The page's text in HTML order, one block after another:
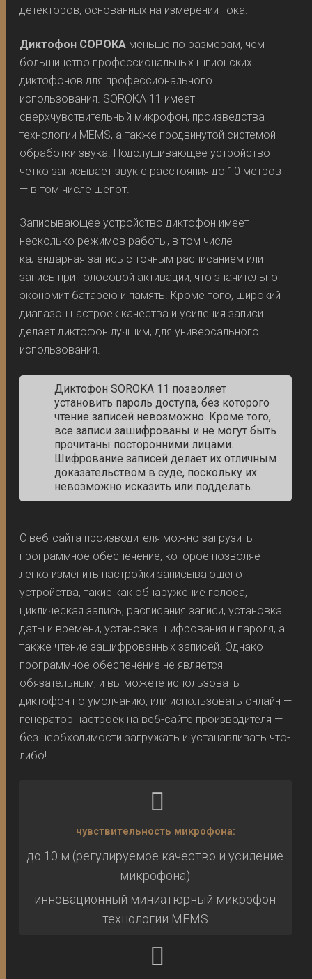
детекторов, основанных на измерении тока.
Диктофон СОРОКА меньше по размерам, чем
большинство профессиональных шпионских
диктофонов для профессионального
использования. SOROKA 11 имеет
сверхчувствительный микрофон, произведства
технологии MEMS, а также продвинутой системой
обработки звука. Подслушивающее устройство
четко записывает звук с расстояния до 10 метров
— в том числе шепот.
Записывающее устройство диктофон имеет
несколько режимов работы, в том числе
календарная запись с точным расписанием или
запись при голосовой активации, что значительно
экономит батарею и память. Кроме того, широкий
диапазон настроек качества и усиления записи
делает диктофон лучшим, для универсального
использования.
Диктофон SOROKA 11 позволяет
установить пароль доступа, без которого
чтение записей невозможно. Кроме того,
все записи зашифрованы и не могут быть
прочитаны посторонними лицами.
Шифрование записей делает их отличным
доказательством в суде, поскольку их
невозможно исказить или подделать.
С веб-сайта производителя можно загрузить
программное обеспечение, которое позволяет
легко изменить настройки записывающего
устройства, такие как обнаружение голоса,
циклическая запись, расписания записи, установка
даты и времени, установка шифрования и пароля, а
также чтение зашифрованных записей. Однако
программное обеспечение не является
обязательным, и вы можете использовать
диктофон по умолчанию, или использовать онлайн —
генератор настроек на веб-сайте производителя —
без необходимости загружать и устанавливать что-
либо!
чувствительность микрофона:
до 10 м (регулируемое качество и усиление
микрофона)
инновационный миниатюрный микрофон
технологии MEMS